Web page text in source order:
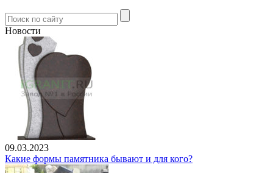
Новости
09.03.2023
Какие формы памятника бывают и для кого?